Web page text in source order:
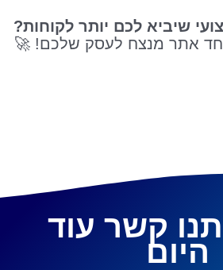
שיביא לכם יותר לקוחות?
יחד אתר מנצח לעסק שלכם! 🚀
קשר עוד
היום